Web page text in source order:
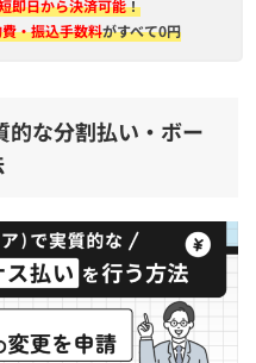
即日から決済可能！
・振込手数料がすべて0円
な分割払い・ボー